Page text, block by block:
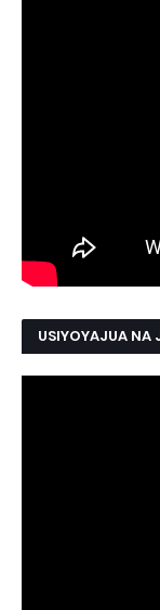
USIYOYAJUA